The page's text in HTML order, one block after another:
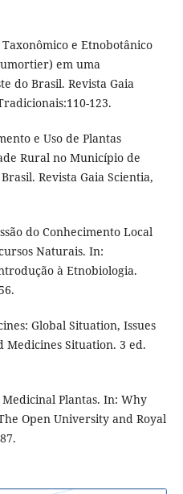
e Etnobotânico
em uma
do Brasil. Revista Gaia
123.
e Uso de Plantas
Rural no Município de
Revista Gaia Scientia,
do Conhecimento Local
Naturais. In:
à Etnobiologia.
Global Situation, Issues
Medicines Situation. 3 ed.
Medicinal Plantas. In: Why
Open University and Royal